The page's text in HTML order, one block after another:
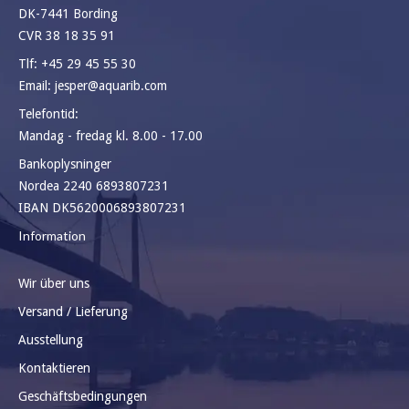
DK-7441 Bording
CVR 38 18 35 91
Tlf: +45 29 45 55 30
Email: jesper@aquarib.com
Telefontid:
Mandag - fredag kl. 8.00 - 17.00
Bankoplysninger
Nordea 2240 6893807231
IBAN DK5620006893807231
Information
Wir über uns
Versand / Lieferung
Ausstellung
Kontaktieren
Geschäftsbedingungen